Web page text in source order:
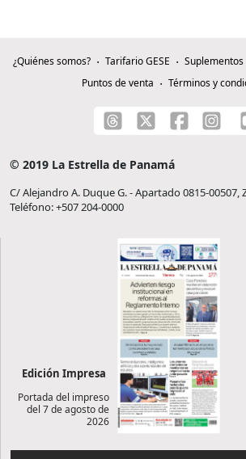
¿Quiénes somos? Tarifario GESE Suplementos
Puntos de venta
Términos y
© 2019 La Estrella de Panamá
C/ Alejandro A. Duque G. - Apartado 0815-00507,
Teléfono: +507 204-0000
Edición Impresa
Portada del impreso
del 7 de agosto de
2026